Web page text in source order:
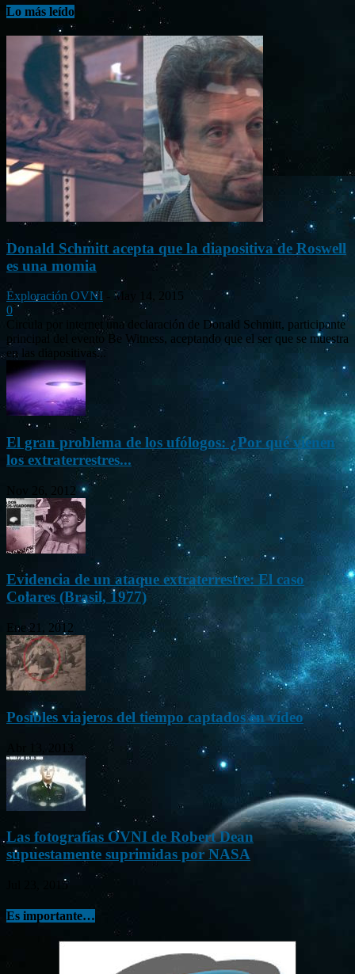
Lo más leído
Donald Schmitt acepta que la diapositiva de Roswell
es una momia
Exploración OVNI
May 14, 2015
0
Circula por internet una declaración de Donald Schmitt, participante
principal del evento Be Witness, aceptando que el ser que se muestra
en las diapositivas...
El gran problema de los ufólogos: ¿Por qué vienen
los extraterrestres...
Nov 26, 2012
Evidencia de un ataque extraterrestre: El caso
Colares (Brasil, 1977)
Ene 21, 2012
Posibles viajeros del tiempo captados en vídeo
Las fotografías OVNI de Robert Dean
supuestamente suprimidas por NASA
Jul 23, 2015
Es importante…